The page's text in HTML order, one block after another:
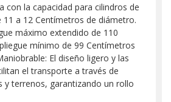
con la capacidad para cilindros de
11 a 12 Centímetros de diámetro.
máximo extendido de 110
mínimo de 99 Centímetros
El diseño ligero y las
el transporte a través de
y terrenos, garantizando un rollo